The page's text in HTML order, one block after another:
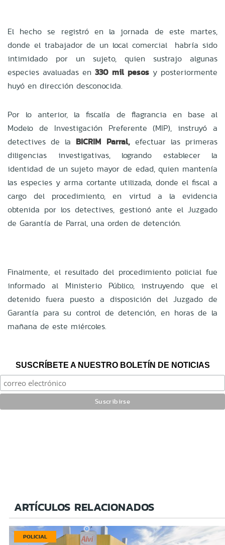
El hecho se registró en la jornada de este martes,
donde el trabajador de un local comercial habría sido
intimidado por un sujeto, quien sustrajo algunas
especies avaluadas en 330 mil pesos y posteriormente
huyó en dirección desconocida.
Por lo anterior, la fiscalía de flagrancia en base al
Modelo de Investigación Preferente (MIP), instruyó a
detectives de la BICRIM Parral,efectuar las primeras
diligencias investigativas, logrando establecer la
identidad de un sujeto mayor de edad, quien mantenía
las especies y arma cortante utilizada, donde el fiscal a
cargo del procedimiento, en virtud a la evidencia
obtenida por los detectives, gestionó ante el Juzgado
de Garantía de Parral, una orden de detención.
Finalmente, el resultado del procedimiento policial fue
informado al Ministerio Público, instruyendo que el
detenido fuera puesto a disposición del Juzgado de
Garantía para su control de detención, en horas de la
mañana de este miércoles.
SUSCRÍBETE A NUESTRO BOLETÍN DE NOTICIAS
ARTÍCULOS RELACIONADOS
POLICIAL